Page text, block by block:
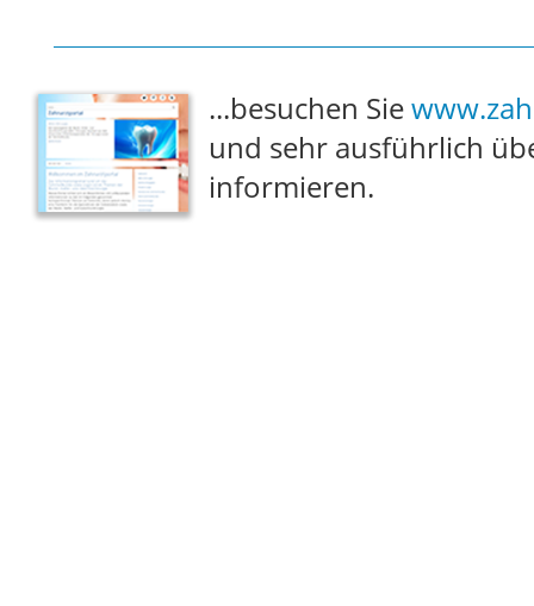
...besuchen Sie
und sehr ausführlich
informieren.